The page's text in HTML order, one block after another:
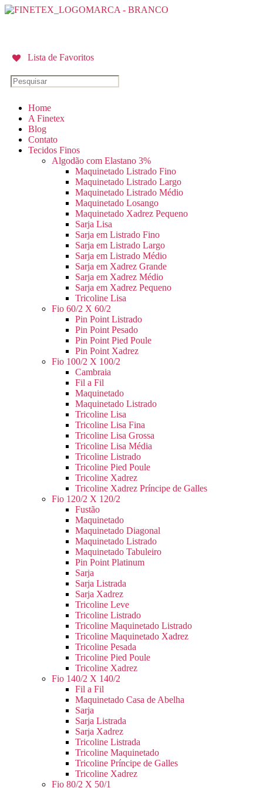
Lista de Favoritos
Home
A Finetex
Blog
Contato
Tecidos Finos
Algodão com Elastano 3%
Maquinetado Listrado Fino
Maquinetado Listrado Largo
Maquinetado Listrado Médio
Maquinetado Losango
Maquinetado Xadrez Pequeno
Sarja Lisa
Sarja em Listrado Fino
Sarja em Listrado Largo
Sarja em Listrado Médio
Sarja em Xadrez Grande
Sarja em Xadrez Médio
Sarja em Xadrez Pequeno
Tricoline Lisa
Fio 60/2 X 60/2
Pin Point Listrado
Pin Point Pesado
Pin Point Pied Poule
Pin Point Xadrez
Fio 100/2 X 100/2
Cambraia
Fil a Fil
Maquinetado
Maquinetado Listrado
Tricoline Lisa
Tricoline Lisa Fina
Tricoline Lisa Grossa
Tricoline Lisa Média
Tricoline Listrado
Tricoline Pied Poule
Tricoline Xadrez
Tricoline Xadrez Príncipe de Galles
Fio 120/2 X 120/2
Fustão
Maquinetado
Maquinetado Diagonal
Maquinetado Listrado
Maquinetado Tabuleiro
Pin Point Platinum
Sarja
Sarja Listrada
Sarja Xadrez
Tricoline Leve
Tricoline Listrado
Tricoline Maquinetado Listrado
Tricoline Maquinetado Xadrez
Tricoline Pesada
Tricoline Pied Poule
Tricoline Xadrez
Fio 140/2 X 140/2
Fil a Fil
Maquinetado Casa de Abelha
Sarja
Sarja Listrada
Sarja Xadrez
Tricoline Listrada
Tricoline Maquinetado
Tricoline Príncipe de Galles
Tricoline Xadrez
Fio 80/2 X 50/1